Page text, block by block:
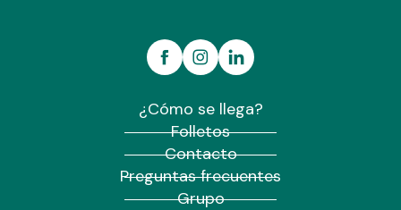
¿Cómo se llega?
Folletos
Contacto
Preguntas frecuentes
Grupo